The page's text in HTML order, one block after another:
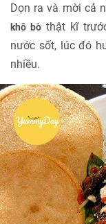
Dọn ra và mời cả
khô bò thật kĩ
nước sốt, lúc đó
nhiều.